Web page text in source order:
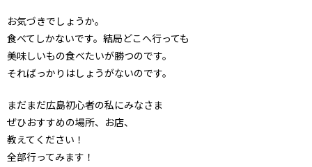
お気づきでしょうか。
食べてしかないです。結局どこへ行っても
美味しいもの食べたいが勝つのです。
そればっかりはしょうがないのです。
まだまだ広島初心者の私にみなさま
ぜひおすすめの場所、お店、
教えてください！
全部行ってみます！